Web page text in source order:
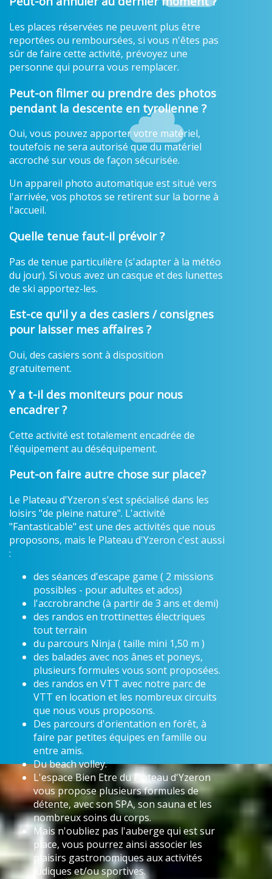
Les places réservées ne peuvent plus être
reportées ou remboursées, si vous n'êtes pas
sûr de faire cette activité, prévoyez une
personne qui pourra vous remplacer.
Peut-on filmer ou prendre des photos
pendant la descente en tyrolienne ?
Oui, vous pouvez apporter votre matériel,
toutefois ne sera autorisé que du matériel
accroché sur vous de façon sécurisée.
Un appareil photo automatique est situé vers
l'arrivée, vos photos se retirent sur la borne à
l'accueil.
Quelle tenue faut-il prévoir ?
Pas de tenue particulière (s'adapter à la météo
du jour). Si vous avez un casque et des lunettes
de ski apportez-les.
Est-ce qu'il y a des casiers / consignes
pour laisser mes affaires ?
Oui, des casiers sont à disposition
gratuitement.
Y a t-il des moniteurs pour nous
encadrer ?
Cette activité est totalement encadrée de
l'équipement au déséquipement.
Peut-on faire autre chose sur place?
Le Plateau d'Yzeron s'est spécialisé dans les
loisirs "de pleine nature". L'activité
"Fantasticable" est une des activités que nous
proposons, mais le Plateau d'Yzeron c'est aussi
:
des séances d'escape game ( 2 missions
possibles - pour adultes et ados)
l'accrobranche (à partir de 3 ans et demi)
des randos en trottinettes électriques
tout terrain
du parcours Ninja ( taille mini 1,50 m )
des balades avec nos ânes et poneys,
plusieurs formules vous sont proposées.
des randos en VTT avec notre parc de
VTT en location et les nombreux circuits
que nous vous proposons.
Des parcours d'orientation en forêt, à
faire par petites équipes en famille ou
entre amis.
Du beach volley.
L'espace Bien Etre du Plateau d'Yzeron
vous propose plusieurs formules de
détente, avec son SPA, son sauna et les
nombreux soins du corps.
Mais n'oubliez pas l'auberge qui est sur
place, vous pourrez ainsi associer les
plaisirs gastronomiques aux activités
ludiques et/ou sportives.